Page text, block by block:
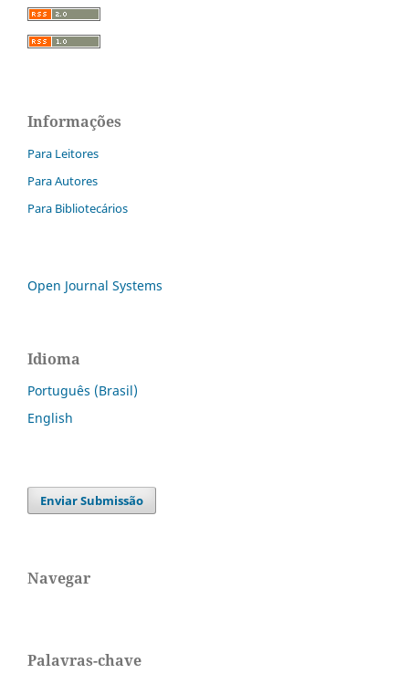
Informações
Para Leitores
Para Autores
Para Bibliotecários
Open Journal Systems
Idioma
Português (Brasil)
English
Enviar Submissão
Navegar
Palavras-chave